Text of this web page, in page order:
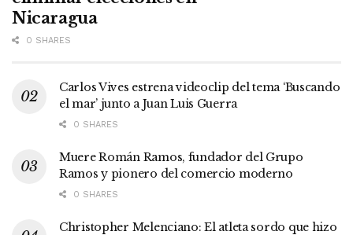
Nicaragua
0 SHARES
Carlos Vives estrena videoclip del tema ‘Buscando
el mar’ junto a Juan Luis Guerra
0 SHARES
Muere Román Ramos, fundador del Grupo
Ramos y pionero del comercio moderno
0 SHARES
Christopher Melenciano: El atleta sordo que hizo